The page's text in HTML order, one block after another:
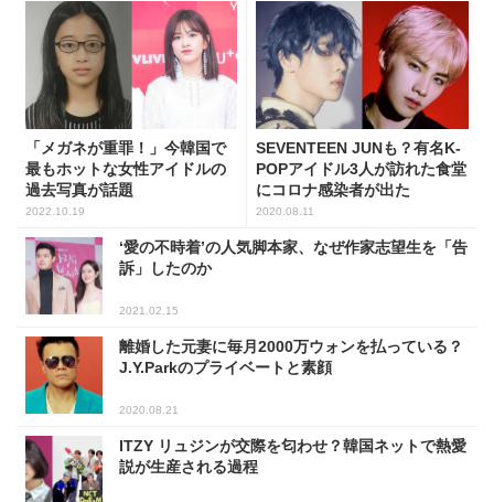
「メガネが重罪！」今韓国で
最もホットな女性アイドルの
過去写真が話題
2022.10.19
SEVENTEEN JUNも？有名K-
POPアイドル3人が訪れた食堂
にコロナ感染者が出た
2020.08.11
‘愛の不時着’の人気脚本家、なぜ作家志望生を「告
訴」したのか
2021.02.15
離婚した元妻に毎月2000万ウォンを払っている？
J.Y.Parkのプライベートと素顔
2020.08.21
ITZY リュジンが交際を匂わせ？韓国ネットで熱愛
説が生産される過程